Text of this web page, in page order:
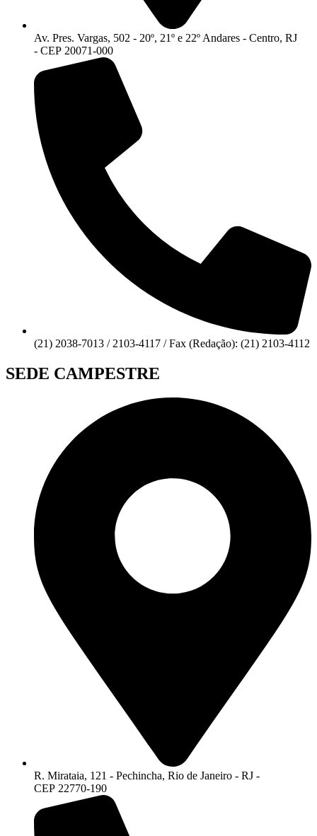
Av. Pres. Vargas, 502 - 20º, 21º e 22º Andares - Centro, RJ
- CEP 20071-000
(21) 2038-7013 / 2103-4117 / Fax (Redação): (21) 2103-4112
SEDE CAMPESTRE
R. Mirataia, 121 - Pechincha, Rio de Janeiro - RJ -
CEP 22770-190